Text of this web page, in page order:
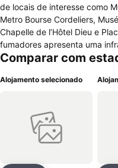
de locais de interesse como
Metro Bourse Cordeliers,
Chapelle de l’Hôtel Dieu e
fumadores apresenta uma
acessibilidades como
pequeno-almoço e fax/
escritório, casa de banho
telefone, rádio, televisão por
e serviço de despertador.
Comparar com
Alojamento selecionado